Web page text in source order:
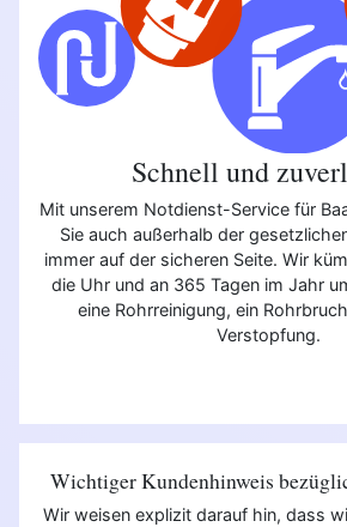
Schnell und
Mit unserem Notdienst-Service für
Sie auch außerhalb der
immer auf der sicheren Seite. Wir
die Uhr und an 365 Tagen im Jahr
eine Rohrreinigung, ein
Verstopfung.
Wichtiger Kundenhinweis
Wir weisen explizit darauf hin, dass